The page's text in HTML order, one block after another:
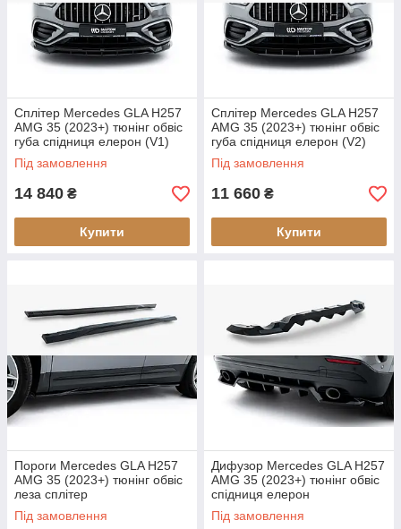
Сплітер Mercedes GLA H257
AMG 35 (2023+) тюнінг обвіс
губа спідниця елерон (V1)
Під замовлення
14 840 ₴
Купити
Сплітер Mercedes GLA H257
AMG 35 (2023+) тюнінг обвіс
губа спідниця елерон (V2)
Під замовлення
11 660 ₴
Купити
Пороги Mercedes GLA H257
AMG 35 (2023+) тюнінг обвіс
леза сплітер
Під замовлення
Дифузор Mercedes GLA H257
AMG 35 (2023+) тюнінг обвіс
спідниця елерон
Під замовлення